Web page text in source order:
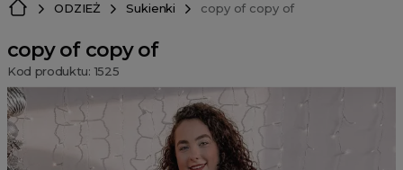
ODZIEŻ Sukienki copy of copy of
copy of copy of
Kod produktu: 1525